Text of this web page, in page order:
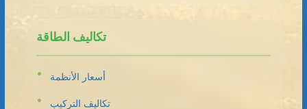
تكاليف الطاقة
أسعار الأنظمة
تكاليف التركيب